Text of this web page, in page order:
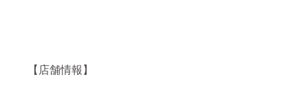
【店舗情報】